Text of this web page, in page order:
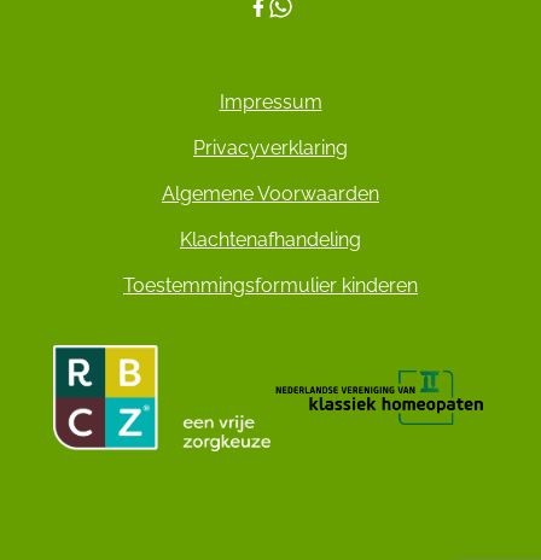
Impressum
Privacyverklaring
Algemene Voorwaarden
Klachtenafhandeling
Toestemmingsformulier kinderen